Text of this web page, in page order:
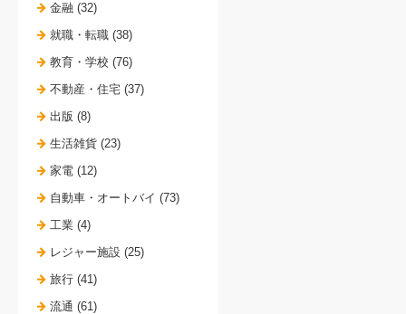
金融 (32)
就職・転職 (38)
教育・学校 (76)
不動産・住宅 (37)
出版 (8)
生活雑貨 (23)
家電 (12)
自動車・オートバイ (73)
工業 (4)
レジャー施設 (25)
旅行 (41)
流通 (61)